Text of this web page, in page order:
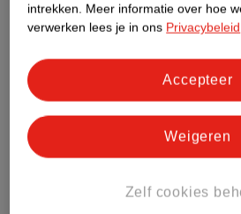
Nature Impact Score
Impact Score.
Meer informatie
Bestel & Bezorginformatie
intrekken. Meer informatie over hoe
verwerken lees je in ons Privacybeleid
Zelf cookies
Weigeren
Accepteer